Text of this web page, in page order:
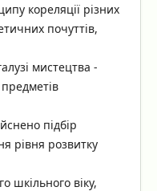
кореляції різних
почуттів,
мистецтва -
підбір
рівня розвитку
шкільного віку,